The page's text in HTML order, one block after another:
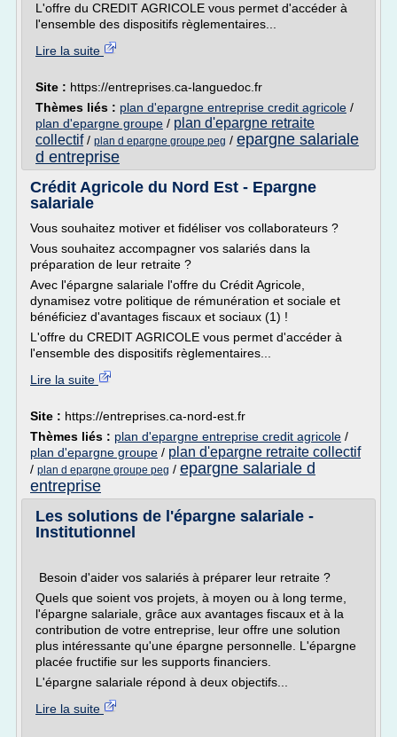
L'offre du CREDIT AGRICOLE vous permet d'accéder à
l'ensemble des dispositifs règlementaires...
Lire la suite
Site : https://entreprises.ca-languedoc.fr
Thèmes liés : plan d'epargne entreprise credit agricole /
plan d'epargne groupe / plan d'epargne retraite
collectif/ plan d epargne groupe peg / epargne salariale
d entreprise
Crédit Agricole du Nord Est - Epargne
salariale
Vous souhaitez motiver et fidéliser vos collaborateurs ?
Vous souhaitez accompagner vos salariés dans la
préparation de leur retraite ?
Avec l'épargne salariale l'offre du Crédit Agricole,
dynamisez votre politique de rémunération et sociale et
bénéficiez d'avantages fiscaux et sociaux (1) !
L'offre du CREDIT AGRICOLE vous permet d'accéder à
l'ensemble des dispositifs règlementaires...
Lire la suite
Site : https://entreprises.ca-nord-est.fr
Thèmes liés : plan d'epargne entreprise credit agricole /
plan d'epargne groupe / plan d'epargne retraite collectif
/ plan d epargne groupe peg / epargne salariale d
entreprise
Les solutions de l'épargne salariale -
Institutionnel
Besoin d'aider vos salariés à préparer leur retraite ?
Quels que soient vos projets, à moyen ou à long terme,
l'épargne salariale, grâce aux avantages fiscaux et à la
contribution de votre entreprise, leur offre une solution
plus intéressante qu'une épargne personnelle. L'épargne
placée fructifie sur les supports financiers.
L'épargne salariale répond à deux objectifs...
Lire la suite